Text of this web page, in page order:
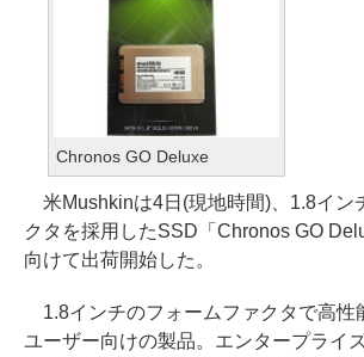
Chronos GO Deluxe
米Mushkinは4日(現地時間)、1.8イン
クタを採用したSSD「Chronos GO
向けて出荷開始した。
1.8インチのフォームファクタで高性
ユーザー向けの製品。エンタープライ